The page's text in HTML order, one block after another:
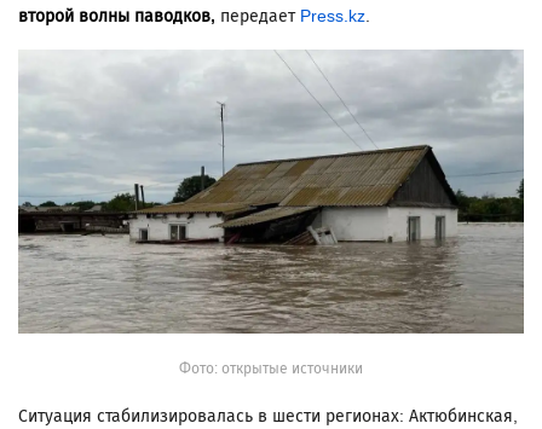
второй волны паводков, передает Press.kz.
Фото: открытые источники
Ситуация стабилизировалась в шести регионах: Актюбинская,